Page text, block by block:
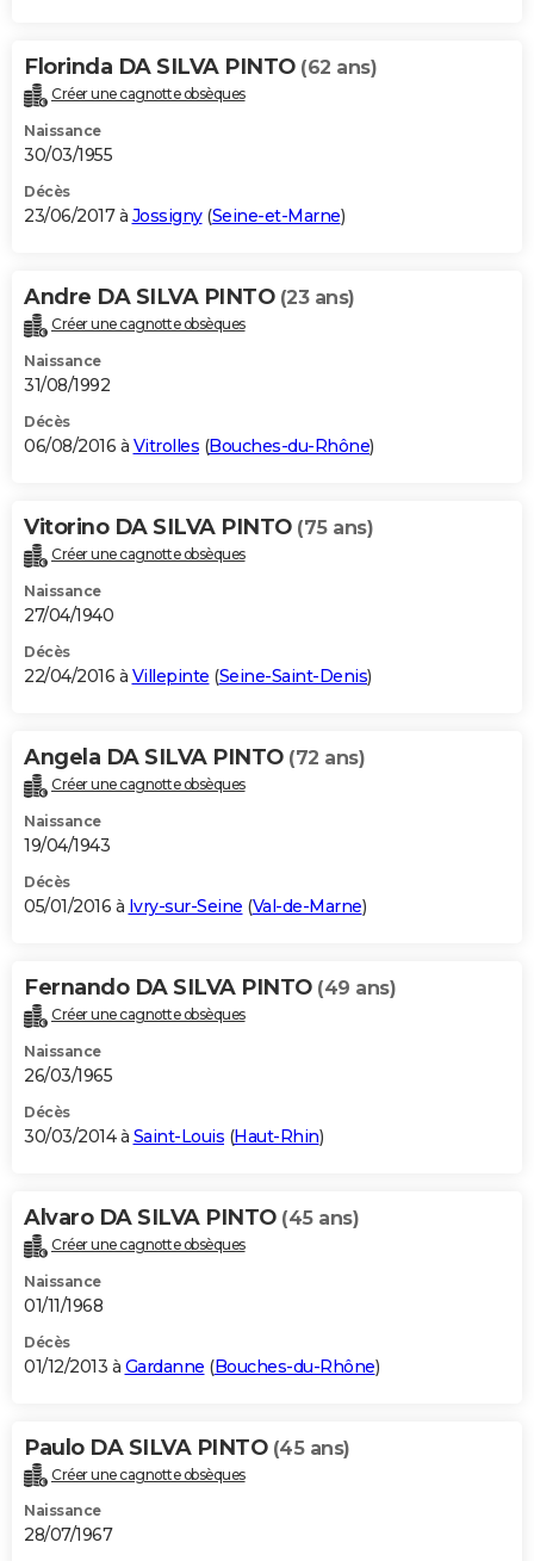
Florinda DA SILVA PINTO (62 ans)
Créer une cagnotte obsèques
Naissance
30/03/1955
Décès
23/06/2017 à Jossigny(Seine-et-Marne)
Andre DA SILVA PINTO (23 ans)
Créer une cagnotte obsèques
Naissance
31/08/1992
Décès
06/08/2016 à Vitrolles (Bouches-du-Rhône)
Vitorino DA SILVA PINTO (75 ans)
Créer une cagnotte obsèques
Naissance
27/04/1940
Décès
22/04/2016 à Villepinte (Seine-Saint-Denis)
Angela DA SILVA PINTO (72 ans)
Créer une cagnotte obsèques
Naissance
19/04/1943
Décès
05/01/2016 à Ivry-sur-Seine (Val-de-Marne)
Fernando DA SILVA PINTO (49 ans)
Créer une cagnotte obsèques
Naissance
26/03/1965
Décès
30/03/2014 à Saint-Louis (Haut-Rhin)
Alvaro DA SILVA PINTO (45 ans)
Créer une cagnotte obsèques
Naissance
01/11/1968
Décès
01/12/2013 à Gardanne (Bouches-du-Rhône)
Paulo DA SILVA PINTO (45 ans)
Créer une cagnotte obsèques
Naissance
28/07/1967